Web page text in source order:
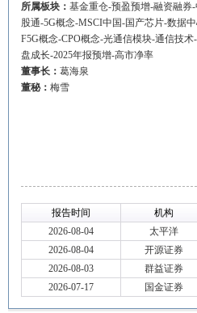
所属板块： 基金重仓-预盈预增-融资融券
股通-5G概念-MSCI中国-国产芯片-数据
F5G概念-CPO概念-光通信模块-通信技
盘成长-2025年报预增-高市净率
董事长： 葛海泉
董秘： 梅雪
报告时间 机构
2026-08-04
太平洋
2026-08-04
开源证券
2026-08-03
群益证券
2026-07-17
国金证券